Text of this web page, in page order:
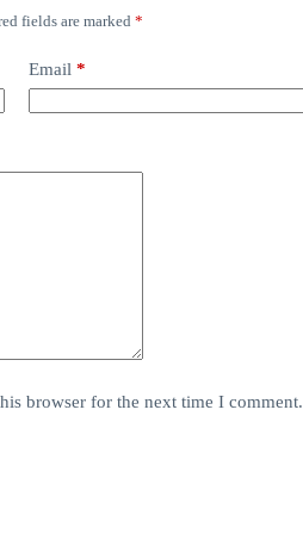
fields are marked *
Email *
browser for the next time I comment.